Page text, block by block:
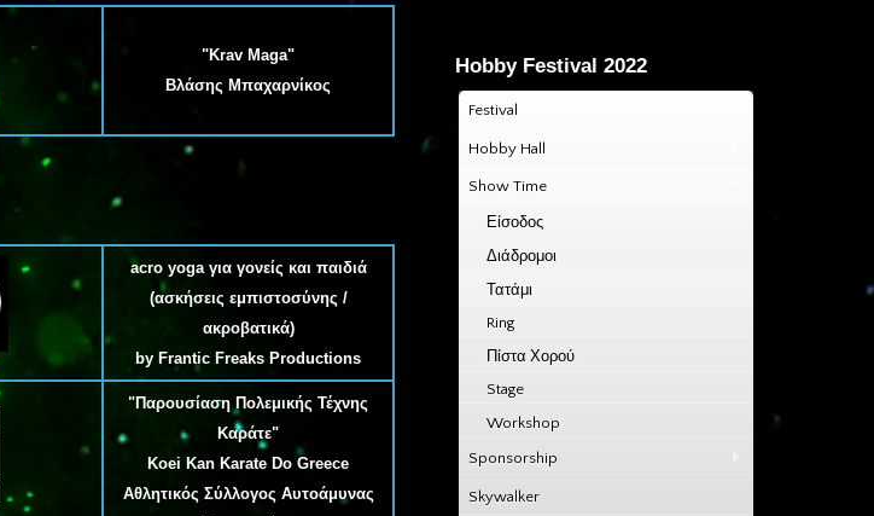
"Krav Maga"
Βλάσης Μπαχαρνίκος
acro yoga για γονείς και παιδιά
(ασκήσεις εμπιστοσύνης /
ακροβατικά)
by Frantic Freaks Productions
"Παρουσίαση Πολεμικής Τέχνης
Καράτε"
Koei Kan Karate Do Greece
Αθλητικός Σύλλογος Αυτοάμυνας
Hobby Festival 2022
Festival
Hobby Hall
Show Time
Είσοδος
Διάδρομοι
Τατάμι
Ring
Πίστα Χορού
Stage
Workshop
Sponsorship
Skywalker